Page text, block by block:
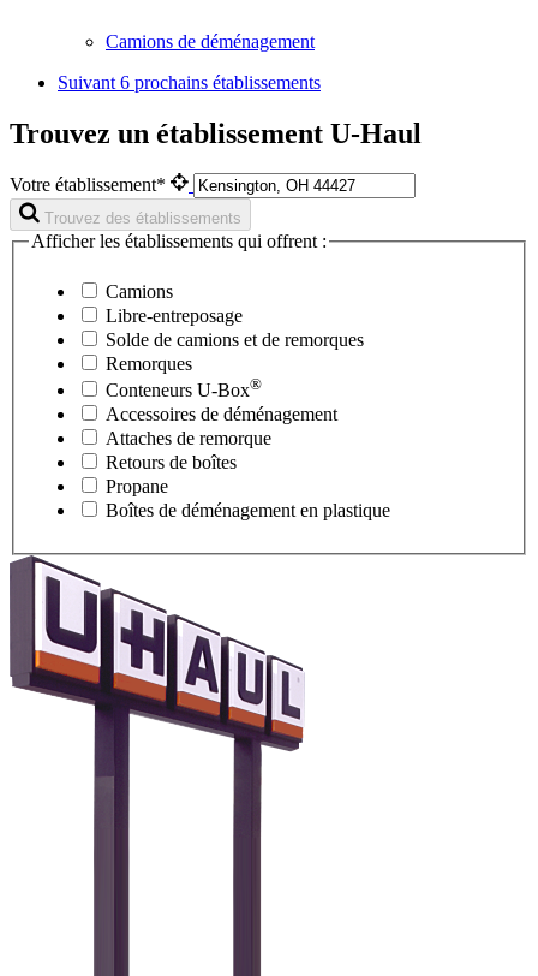
Camions de déménagement
Suivant 6 prochains établissements
Trouvez un établissement U-Haul
Votre établissement*
Trouvez des établissements
Afficher les établissements qui offrent :
Camions
Libre-entreposage
Solde de camions et de remorques
Remorques
Conteneurs U-Box®
Accessoires de déménagement
Attaches de remorque
Retours de boîtes
Propane
Boîtes de déménagement en plastique